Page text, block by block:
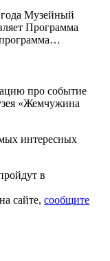
года Музейный
Программа
про событие
«Жемчужина
интересных
в
сайте, сообщите